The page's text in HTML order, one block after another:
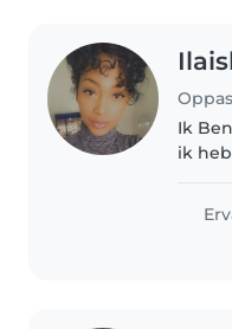
Ik
ik
ook
k in